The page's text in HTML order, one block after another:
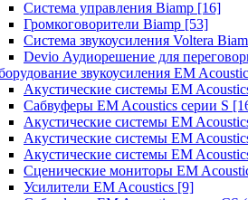
Система управления Biamp [16]
Громкоговорители Biamp [53]
Система звукоусиления Voltera
Devio Аудиорешение для
звукоусиления EM
Акустические системы EM
Сабвуферы EM Acoustics серии S
Акустические системы EM
Акустические системы EM
Акустические системы EM
Сценические мониторы EM
Усилители EM Acoustics [9]